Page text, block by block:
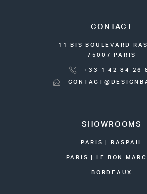
CONTACT
11 BIS BOULEVARD
75007 PARIS
+33 1 42 84 26
SHOWROOMS
PARIS | RASPAIL
PARIS | LE BON
BORDEAUX